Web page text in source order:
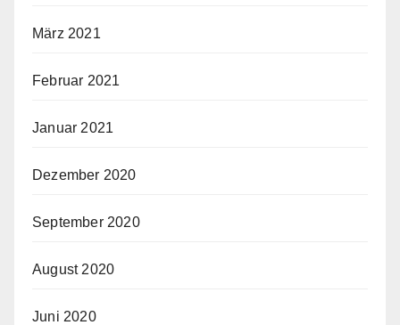
März 2021
Februar 2021
Januar 2021
Dezember 2020
September 2020
August 2020
Juni 2020